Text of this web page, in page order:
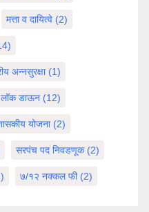
मत्ता व दायित्वे (2)
अन्नसुरक्षा(1)
लॉक डाऊन (12)
योजना(2)
सरपंच पद निवडणूक(2)
७/१२ नक्कल फी(2)